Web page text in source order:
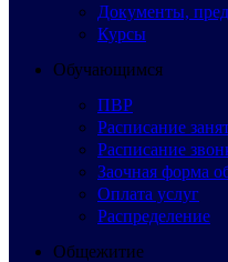
Документы,
Курсы
Обучающимся
ПВР
Расписание
Расписание
Заочная форма
Оплата услуг
Распределение
Общежитие